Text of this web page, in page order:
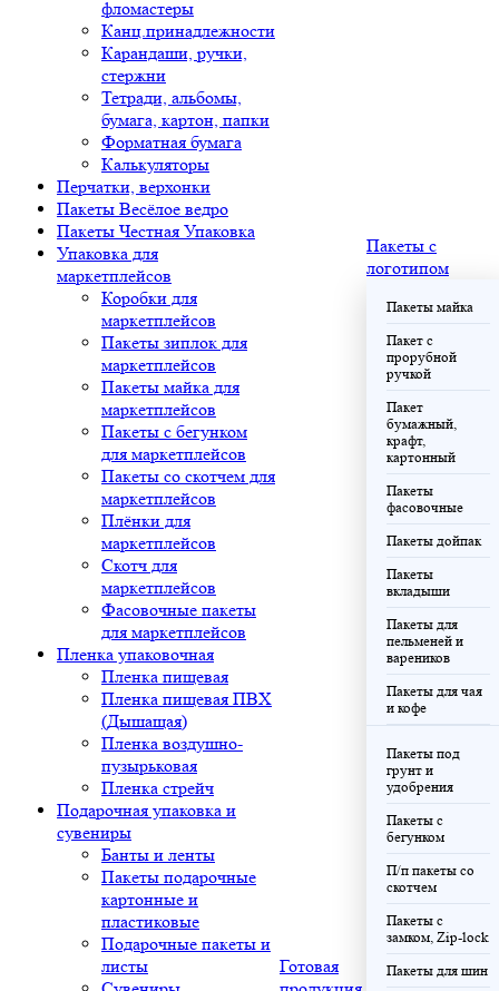
фломастеры
Канц.принадлежности
Карандаши, ручки,
стержни
Тетради, альбомы,
бумага, картон, папки
Форматная бумага
Калькуляторы
Перчатки, верхонки
Пакеты Весёлое ведро
Пакеты Честная Упаковка
Упаковка для
маркетплейсов
Коробки для
маркетплейсов
Пакеты зиплок для
маркетплейсов
Пакеты майка для
маркетплейсов
Пакеты с бегунком
для маркетплейсов
Пакеты со скотчем для
маркетплейсов
Плёнки для
маркетплейсов
Скотч для
маркетплейсов
Фасовочные пакеты
для маркетплейсов
Пленка упаковочная
Пленка пищевая
Пленка пищевая ПВХ
(Дышащая)
Пленка воздушно-
пузырьковая
Пленка стрейч
Подарочная упаковка и
сувениры
Банты и ленты
Пакеты подарочные
картонные и
пластиковые
Подарочные пакеты и
листы
Готовая
Пакеты с
логотипом
Пакеты майка
Пакет с
прорубной
ручкой
Пакет
бумажный,
крафт,
картонный
Пакеты
фасовочные
Пакеты дойпак
Пакеты
вкладыши
Пакеты для
пельменей и
вареников
Пакеты для чая
и кофе
Пакеты под
грунт и
удобрения
Пакеты с
бегунком
П/п пакеты со
скотчем
Пакеты с
замком, Zip-lock
Пакеты для шин